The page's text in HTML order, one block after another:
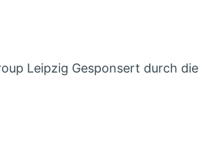
Leipzig Gesponsert durch die